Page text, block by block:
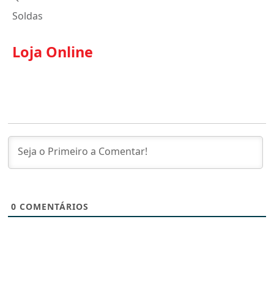
Soldas
Loja Online
0 COMENTÁRIOS